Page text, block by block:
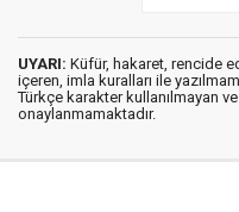
UYARI: Küfür, hakaret, rencide
içeren, imla kuralları ile
Türkçe karakter kullanılmayan
onaylanmamaktadır.